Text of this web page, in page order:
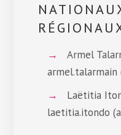
Armel
armel.talarmain
Laëtitia
laetitia.itondo